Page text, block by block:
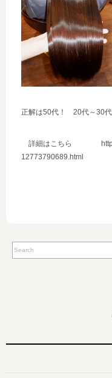
正解は50代！ 20代～30代
詳細はこちら https://
12773790689.html